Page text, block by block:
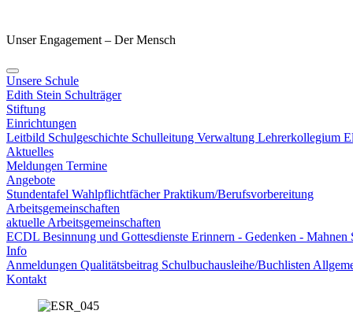
Unser Engagement – Der Mensch
Unsere Schule
Edith Stein Schulträger
Stiftung
Einrichtungen
Leitbild Schulgeschichte Schulleitung Verwaltung Lehrerkollegium
Aktuelles
Meldungen Termine
Angebote
Stundentafel WahlpflichtfächerPraktikum/Berufsvorbereitung
Arbeitsgemeinschaften
aktuelle Arbeitsgemeinschaften
ECDL Besinnung und Gottesdienste Erinnern - Gedenken - Mahnen
Info
Anmeldungen Qualitätsbeitrag Schulbuchausleihe/Buchlisten
Kontakt